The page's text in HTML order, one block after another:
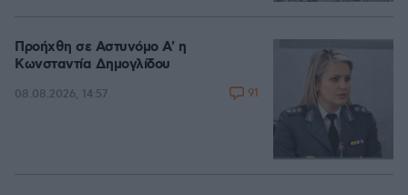
Προήχθη σε Αστυνόμο Α' η
Κωνσταντία Δημογλίδου
08.08.2026, 14:57 91